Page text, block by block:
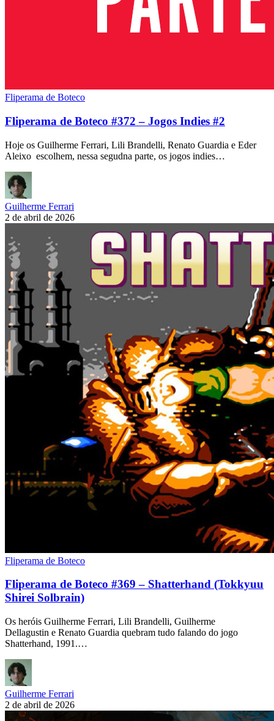
Fliperama de Boteco
Fliperama de Boteco #372 – Jogos Indies #2
Hoje os Guilherme Ferrari, Lili Brandelli, Renato Guardia e Eder
Aleixo escolhem, nessa segudna parte, os jogos indies…
Guilherme Ferrari
2 de abril de 2026
Fliperama de Boteco
Fliperama de Boteco #369 – Shatterhand (Tokkyuu
Shirei Solbrain)
Os heróis Guilherme Ferrari, Lili Brandelli, Guilherme
Dellagustin e Renato Guardia quebram tudo falando do jogo
Shatterhand, 1991.…
Guilherme Ferrari
2 de abril de 2026